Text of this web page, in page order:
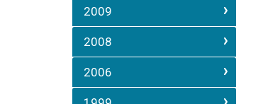
2009
2008
2006